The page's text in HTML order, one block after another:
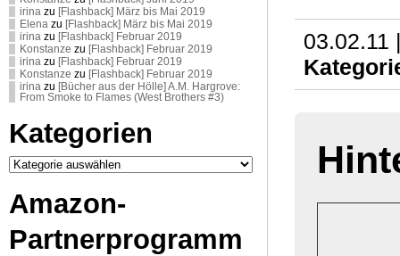
irina zu [Flashback] März bis Mai 2019
Elena zu [Flashback] März bis Mai 2019
irina zu [Flashback] Februar 2019
Konstanze zu [Flashback] Februar 2019
irina zu [Flashback] Februar 2019
Konstanze zu [Flashback] Februar 2019
irina zu [Bücher aus der Hölle] A.M. Hargrove:
From Smoke to Flames (West Brothers #3)
Kategorien
Kategorien
Amazon-
Partnerprogramm
03.02.11